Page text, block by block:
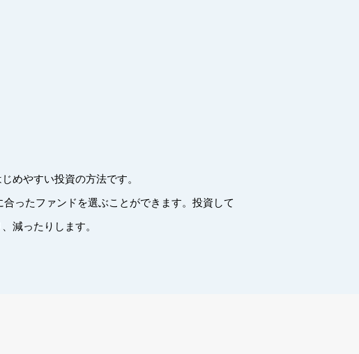
めやすい投資の方法です。
ったファンドを選ぶことができます。投資して
減ったりします。